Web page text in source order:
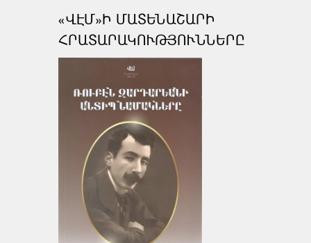
«ՎԷՄ»Ի ՄԱՏԵՆԱՇԱՐԻ
ՀՐԱՏԱՐԱԿՈՒԹՅՈՒՆՆԵՐԸ